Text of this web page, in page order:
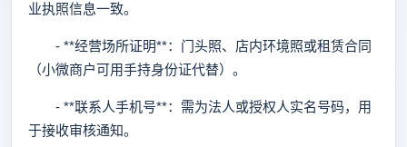
业执照信息一致。
- **经营场所证明**：门头照、店内环境照或租赁合同
（小微商户可用手持身份证代替）。
- **联系人手机号**：需为法人或授权人实名号码，用
于接收审核通知。